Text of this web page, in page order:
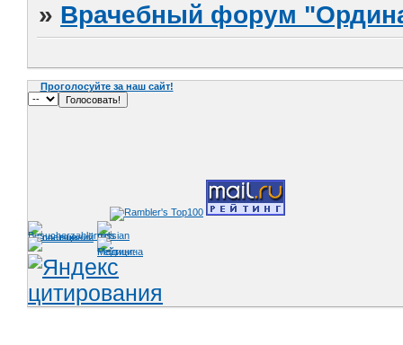
» Врачебный форум
Проголосуйте за наш сайт!